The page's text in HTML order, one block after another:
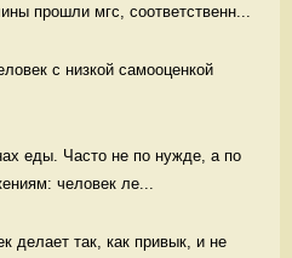
прошли мгс, соответственн...
с низкой самооценкой
еды. Часто не по нужде, а по
человек ле...
делает так, как привык, и не